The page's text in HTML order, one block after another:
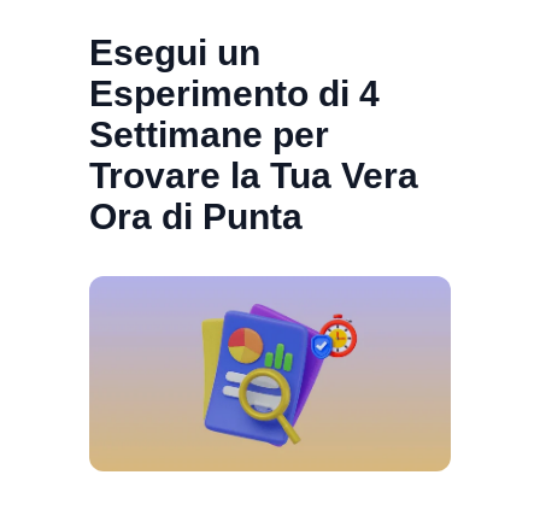
Esegui un
Esperimento di 4
Settimane per
Trovare la Tua Vera
Ora di Punta